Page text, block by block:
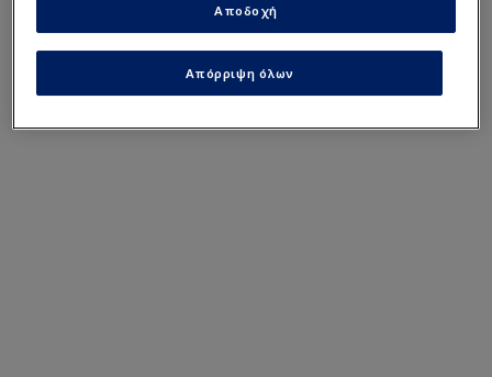
Απόρριψη όλων
Αποδοχή